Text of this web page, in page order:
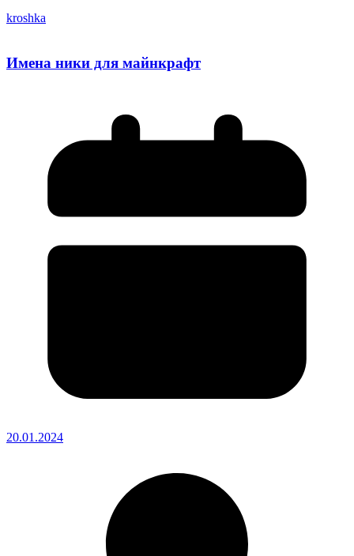
kroshka
Имена ники для майнкрафт
20.01.2024